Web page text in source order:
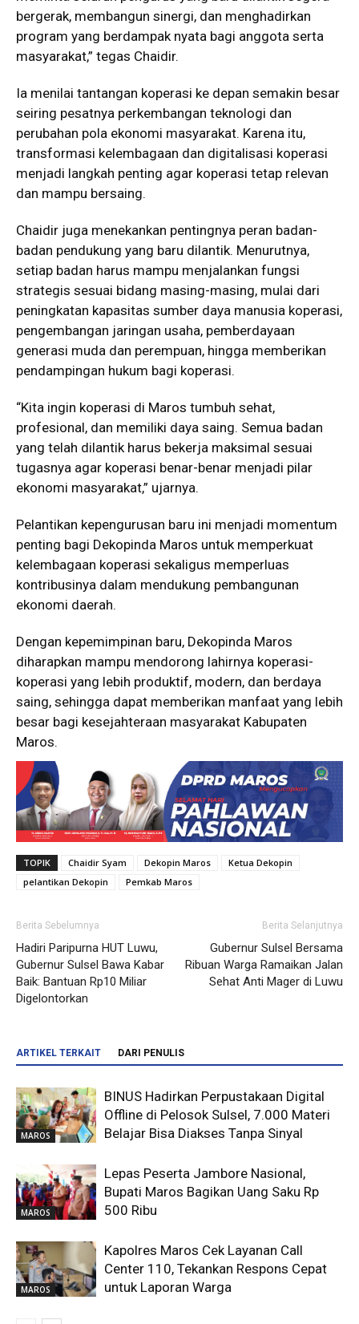
bergerak, membangun sinergi, dan menghadirkan
program yang berdampak nyata bagi anggota serta
masyarakat,” tegas Chaidir.
Ia menilai tantangan koperasi ke depan semakin besar
seiring pesatnya perkembangan teknologi dan
perubahan pola ekonomi masyarakat. Karena itu,
transformasi kelembagaan dan digitalisasi koperasi
menjadi langkah penting agar koperasi tetap relevan
dan mampu bersaing.
Chaidir juga menekankan pentingnya peran badan-
badan pendukung yang baru dilantik. Menurutnya,
setiap badan harus mampu menjalankan fungsi
strategis sesuai bidang masing-masing, mulai dari
peningkatan kapasitas sumber daya manusia koperasi,
pengembangan jaringan usaha, pemberdayaan
generasi muda dan perempuan, hingga memberikan
pendampingan hukum bagi koperasi.
“Kita ingin koperasi di Maros tumbuh sehat,
profesional, dan memiliki daya saing. Semua badan
yang telah dilantik harus bekerja maksimal sesuai
tugasnya agar koperasi benar-benar menjadi pilar
ekonomi masyarakat,” ujarnya.
Pelantikan kepengurusan baru ini menjadi momentum
penting bagi Dekopinda Maros untuk memperkuat
kelembagaan koperasi sekaligus memperluas
kontribusinya dalam mendukung pembangunan
ekonomi daerah.
Dengan kepemimpinan baru, Dekopinda Maros
diharapkan mampu mendorong lahirnya koperasi-
koperasi yang lebih produktif, modern, dan berdaya
saing, sehingga dapat memberikan manfaat yang lebih
besar bagi kesejahteraan masyarakat Kabupaten
Maros.
TOPIK Chaidir Syam Dekopin Maros
Ketua Dekopin
pelantikan Dekopin
Pemkab Maros
Berita Sebelumnya
Hadiri Paripurna HUT Luwu,
Gubernur Sulsel Bawa Kabar
Baik: Bantuan Rp10 Miliar
Digelontorkan
Berita Selanjutnya
Gubernur Sulsel Bersama
Ribuan Warga Ramaikan Jalan
Sehat Anti Mager di Luwu
ARTIKEL TERKAIT DARI PENULIS
MAROS
BINUS Hadirkan Perpustakaan Digital
Offline di Pelosok Sulsel, 7.000 Materi
Belajar Bisa Diakses Tanpa Sinyal
MAROS
Lepas Peserta Jambore Nasional,
Bupati Maros Bagikan Uang Saku Rp
500 Ribu
MAROS
Kapolres Maros Cek Layanan Call
Center 110, Tekankan Respons Cepat
untuk Laporan Warga